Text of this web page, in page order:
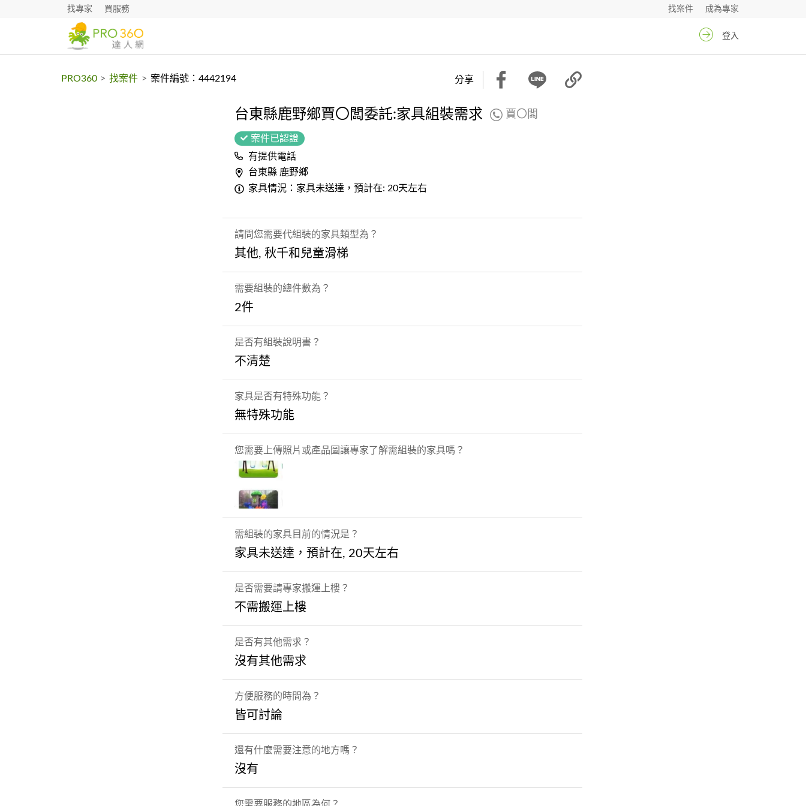
找專家 買服務 成為專家
找案件
登入
PRO360 > 找案件 > 案件編號：4442194 分享
台東縣鹿野鄉賈〇闆委託:家具組裝需求 賈〇闆
案件已認證
有提供電話
台東縣 鹿野鄉
家具情況：家具未送達，預計在: 20天左右
請問您需要代組裝的家具類型為？
其他, 秋千和兒童滑梯
需要組裝的總件數為？
2件
是否有組裝說明書？
不清楚
家具是否有特殊功能？
無特殊功能
您需要上傳照片或產品圖讓專家了解需組裝的家具嗎？
需組裝的家具目前的情況是？
家具未送達，預計在, 20天左右
是否需要請專家搬運上樓？
不需搬運上樓
是否有其他需求？
沒有其他需求
方便服務的時間為？
皆可討論
還有什麼需要注意的地方嗎？
沒有